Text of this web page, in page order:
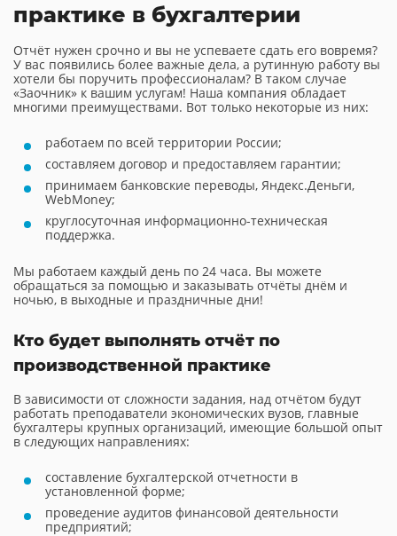
практике в бухгалтерии
Отчёт нужен срочно и вы не успеваете сдать его вовремя?
У вас появились более важные дела, а рутинную работу вы
хотели бы поручить профессионалам? В таком случае
«Заочник» к вашим услугам! Наша компания обладает
многими преимуществами. Вот только некоторые из них:
работаем по всей территории России;
составляем договор и предоставляем гарантии;
принимаем банковские переводы, Яндекс.Деньги,
WebMoney;
круглосуточная информационно-техническая
поддержка.
Мы работаем каждый день по 24 часа. Вы можете
обращаться за помощью и заказывать отчёты днём и
ночью, в выходные и праздничные дни!
Кто будет выполнять отчёт по
производственной практике
В зависимости от сложности задания, над отчётом будут
работать преподаватели экономических вузов, главные
бухгалтеры крупных организаций, имеющие большой опыт
в следующих направлениях:
составление бухгалтерской отчетности в
установленной форме;
проведение аудитов финансовой деятельности
предприятий;